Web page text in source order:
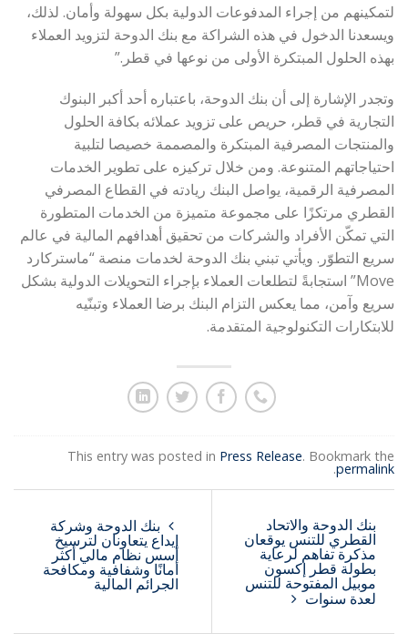
لتمكينهم من إجراء المدفوعات الدولية بكل سهولة وأمان. لذلك،
ويسعدنا الدخول في هذه الشراكة مع بنك الدوحة لتزويد العملاء
بهذه الحلول المبتكرة الأولى من نوعها في قطر.”
وتجدر الإشارة إلى أن بنك الدوحة، باعتباره أحد أكبر البنوك
التجارية في قطر، حريص على تزويد عملائه بكافة الحلول
والمنتجات المصرفية المبتكرة والمصممة خصيصا لتلبية
احتياجاتهم المتنوعة. ومن خلال تركيزه على تطوير الخدمات
المصرفية الرقمية، يواصل البنك ريادته في القطاع المصرفي
القطري مرتكزًا على مجموعة متميزة من الخدمات المتطورة
التي تمكّن الأفراد والشركات من تحقيق أهدافهم المالية في عالم
سريع التطوّر. ويأتي تبني بنك الدوحة لخدمات منصة “ماستركارد
Move” استجابةً لتطلعات العملاء بإجراء التحويلات الدولية بشكل
سريع وآمن، مما يعكس التزام البنك برضا العملاء وتبنّيه
للابتكارات التكنولوجية المتقدمة.
This entry was posted in Press Release. Bookmark the
permalink
.
بنك الدوحة وشركة
إيداع يتعاونان لترسيخ
أسس نظام مالي أكثر
أمانًا وشفافية ومكافحة
الجرائم المالية
بنك الدوحة والاتحاد
القطري للتنس يوقعان
مذكرة تفاهم لرعاية
بطولة قطر إكسون
موبيل المفتوحة للتنس
لعدة سنوات